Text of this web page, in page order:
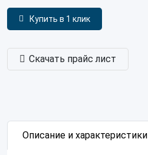
Купить в 1 клик
Скачать прайс лист
Описание и характеристики